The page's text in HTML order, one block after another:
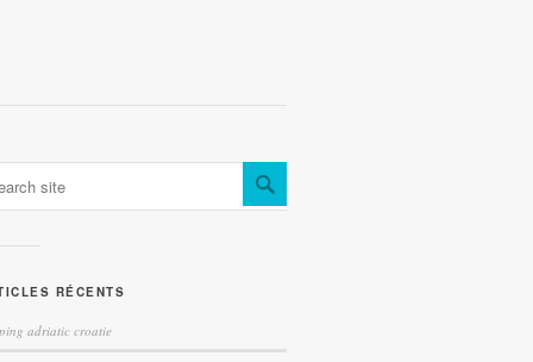
RÉCENTS
adriatic croatie